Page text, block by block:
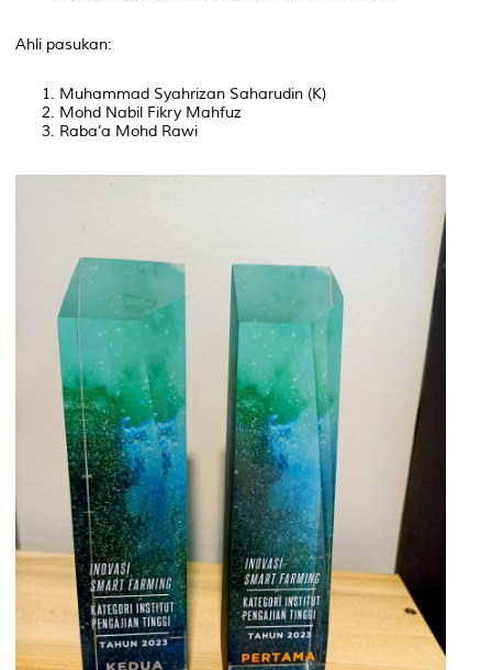
Ahli pasukan:
Muhammad Syahrizan Saharudin (K)
Mohd Nabil Fikry Mahfuz
Raba’a Mohd Rawi